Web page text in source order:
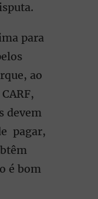
para
ao
devem
pagar,
é bom